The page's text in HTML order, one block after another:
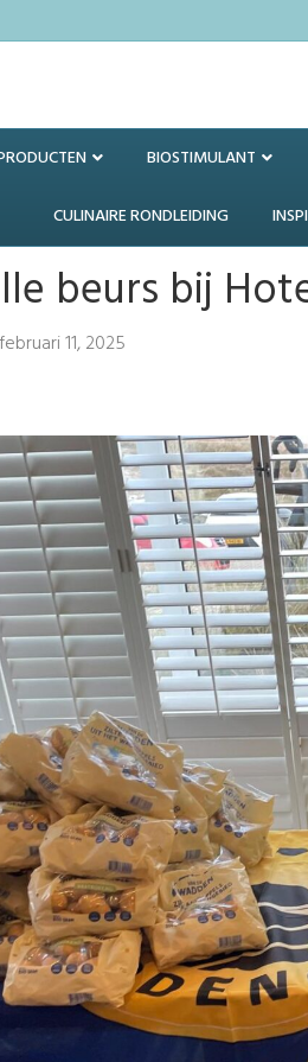
BIOSTIMULANT
CULINAIRE RONDLEIDING
beurs bij
februari 11, 2025